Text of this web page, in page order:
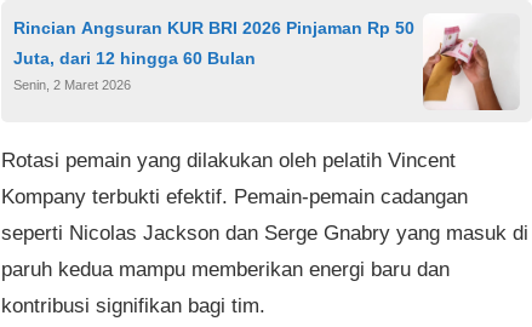
Rincian Angsuran KUR BRI 2026 Pinjaman Rp 50
Juta, dari 12 hingga 60 Bulan
Senin, 2 Maret 2026
Rotasi pemain yang dilakukan oleh pelatih Vincent
Kompany terbukti efektif. Pemain-pemain cadangan
seperti Nicolas Jackson dan Serge Gnabry yang masuk di
paruh kedua mampu memberikan energi baru dan
kontribusi signifikan bagi tim.